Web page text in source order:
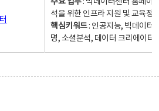
석을 위한 인프라 지원 및 교육정
핵심키워드: 인공지능, 빅데이터,
명, 소셜분석, 데이터 크리에이터